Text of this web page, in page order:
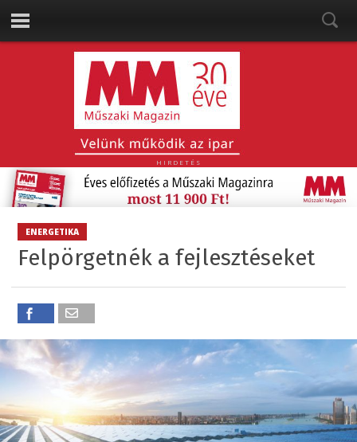
HIRDETÉS
ENERGETIKA
Felpörgetnék a fejlesztéseket